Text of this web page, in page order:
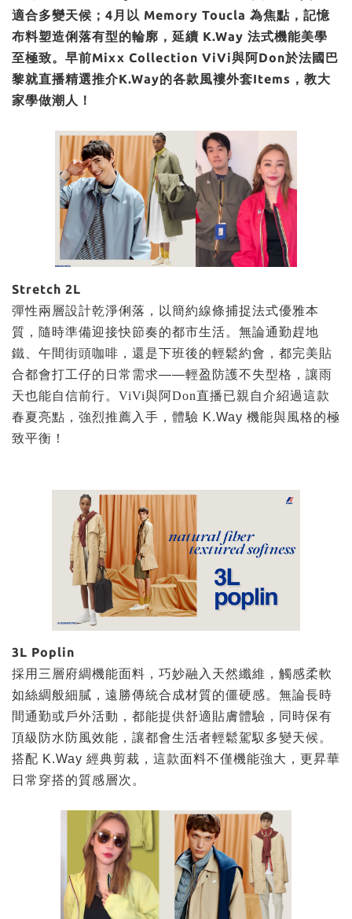
適合多變天候；4月以 Memory Toucla 為焦點，記憶
布料塑造俐落有型的輪廓，延續 K.Way 法式機能美學
至極致。 早前Mixx Collection ViVi與阿Don於法國巴
黎就直播精選推介K.Way的各款風褸外套Items，教大
家學做潮人！
Stretch 2L
彈性兩層設計乾淨俐落，以簡約線條捕捉法式優雅本
質，隨時準備迎接快節奏的都市生活。無論通勤趕地
鐵、午間街頭咖啡，還是下班後的輕鬆約會，都完美貼
合都會打工仔的日常需求——輕盈防護不失型格，讓雨
天也能自信前行。 ViVi與阿Don直播已親自介紹過這款
春夏亮點，強烈推薦入手，體驗 K.Way 機能與風格的極
致平衡！
3L Poplin
採用三層府綢機能面料，巧妙融入天然纖維，觸感柔軟
如絲綢般細膩，遠勝傳統合成材質的僵硬感。無論長時
間通勤或戶外活動，都能提供舒適貼膚體驗，同時保有
頂級防水防風效能，讓都會生活者輕鬆駕馭多變天候。
搭配 K.Way 經典剪裁，這款面料不僅機能強大，更昇華
日常穿搭的質感層次。